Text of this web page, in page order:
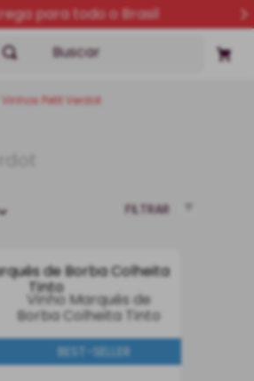
5% OFF no PIX
Buscar
Vinhos Petit Verdot
FILTRAR
Vinho Marquês de
Borba Colheita Tinto
BEST-SELLER